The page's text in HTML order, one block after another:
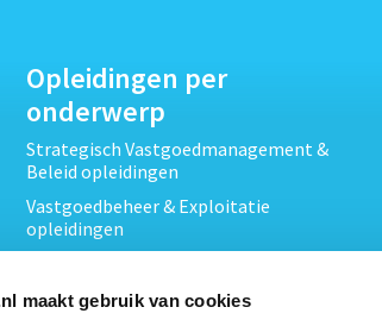
maakt gebruik van cookies
Opleidingen per
onderwerp
Strategisch Vastgoedmanagement &
Beleid opleidingen
Vastgoedbeheer & Exploitatie
opleidingen
Projectontwikkeling &